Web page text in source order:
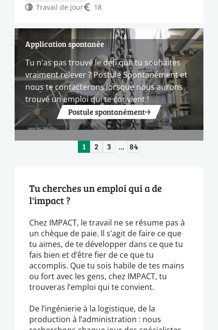
Travail de jour 18
Application spontanée
Tu n'as pas trouvé le défi que tu souhaites
vraiment relever ? Postule Spontanément et
nous te contacterons lorsque nous aurons
trouvé un emploi qui te convient !
Postule spontanément
1 2 3 … 84
Tu cherches un emploi qui a de
l'impact ?
Chez IMPACT, le travail ne se résume pas à
un chèque de paie. Il s’agit de faire ce que
tu aimes, de te développer dans ce que tu
fais bien et d’être fier de ce que tu
accomplis. Que tu sois habile de tes mains
ou fort avec les gens, chez IMPACT, tu
trouveras l’emploi qui te convient.
De l’ingénierie à la logistique, de la
production à l’administration : nous